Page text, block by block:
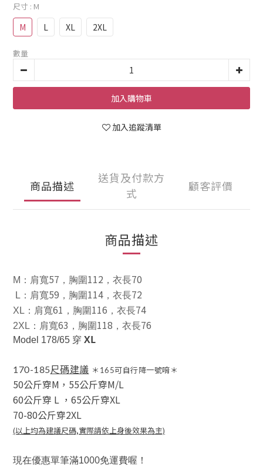
尺寸 : M
M L XL 2XL
數量
加入購物車
加入追蹤清單
商品描述
送貨及付款方
式
顧客評價
商品描述
M ：肩寬57 ，胸圍 112 ，衣長70
L ：肩寬59 ，胸圍 114 ，衣長72
XL ：肩寬61 ，胸圍 116 ，衣長74
2XL ：肩寬63 ，胸圍 118 ，衣長76
Model 178/65 穿 XL
170-185尺碼建議 ＊165可自行降一號唷＊
50公斤穿M， 55公斤穿M/L
60公斤穿 L ， 65公斤穿XL
70-80公斤穿2XL
(以上均為建議尺碼,實際請依上身後效果為主)
現在優惠單筆滿1000免運費喔！